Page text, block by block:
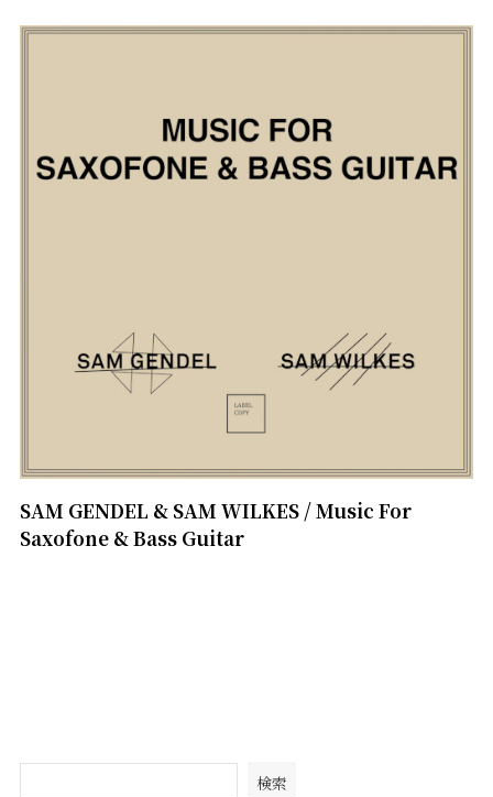
SAM GENDEL & SAM WILKES / Music For
Saxofone & Bass Guitar
検索